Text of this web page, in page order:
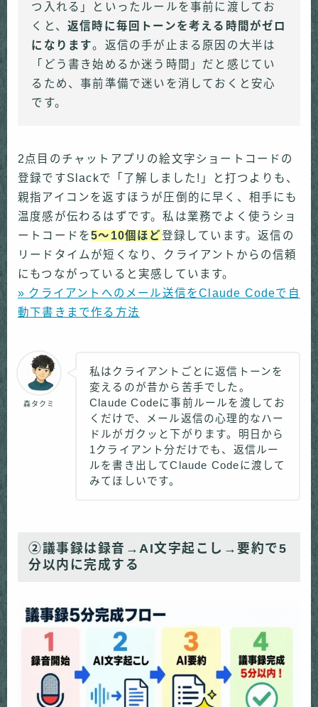
つ入れる」といったルールを事前に渡してお
くと、 返信時に毎回トーンを考える時間がゼロ
になります。返信の手が止まる原因の大半は
「どう書き始めるか迷う時間」だと感じてい
るため、事前準備で迷いを消しておくと安心
です。
2点目のチャットアプリの絵文字ショートコードの
登録ですSlackで「了解しました!」と打つよりも、
親指アイコンを返すほうが圧倒的に早く、相手にも
温度感が伝わるはずです。私は業務でよく使うショ
ートコードを5〜10個ほど登録しています。返信の
リードタイムが短くなり、クライアントからの信頼
にもつながっていると実感しています。
» クライアントへのメール送信をClaude Codeで自
動下書きまで作る方法
森タクミ
私はクライアントごとに返信トーンを
変えるのが昔から苦手でした。
Claude Codeに事前ルールを渡してお
くだけで、メール返信の心理的なハー
ドルがガクッと下がります。明日から
1クライアント分だけでも、返信ルー
ルを書き出してClaude Codeに渡して
みてほしいです。
②議事録は録音→AI文字起こし→要約で5
分以内に完成する